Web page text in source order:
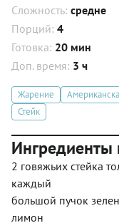
Сложность: средне
Порций: 4
Готовка: 20 мин
Доп. время: 3 ч
Жарение
Стейк
Ингредиенты
2 говяжьих стейка
каждый
большой пучок
лимон